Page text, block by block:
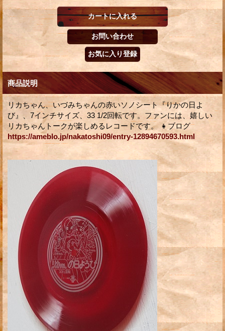
商品説明
リカちゃん、いづみちゃんの赤いソノシート『りかの日よ
び』、7インチサイズ、33 1/2回転です。ファンには、嬉しい
リカちゃんトークが楽しめるレコードです。 👧ブログ
https://ameblo.jp/nakatoshi09/entry-12894670593.html